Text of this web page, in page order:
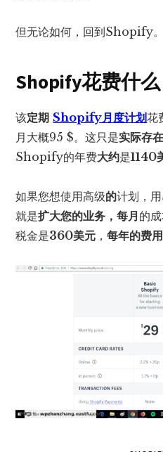
但无论如何，回到Shopify。
Shopify花费什么
该定期 Shopify月度计划花
月大概95 $。这只是实际存
Shopify的年费大约是1140
如果您想使用高级的计划，
就是扩大您的业务，每月 的
税金是360美元 ，每年的费用